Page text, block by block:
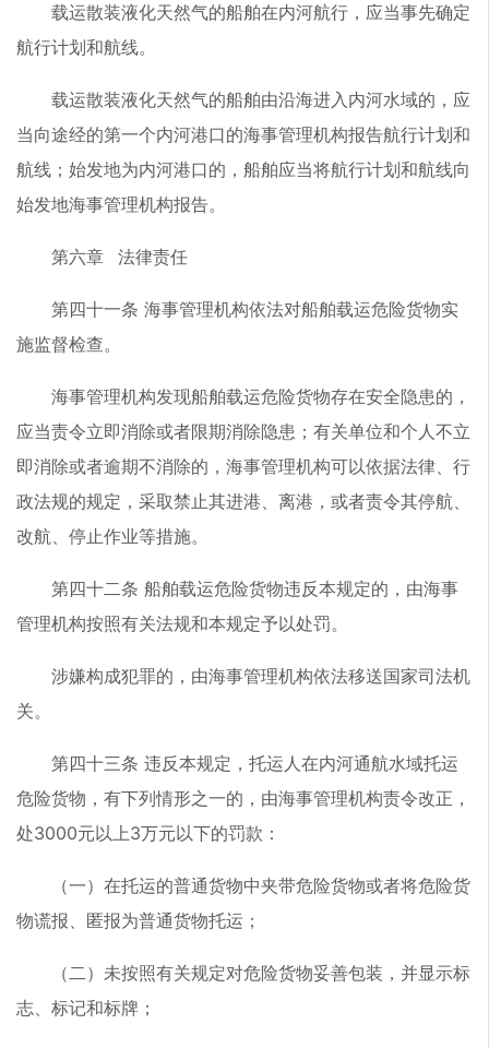
载运散装液化天然气的船舶在内河航行，应当事先确定
航行计划和航线。
载运散装液化天然气的船舶由沿海进入内河水域的，应
当向途经的第一个内河港口的海事管理机构报告航行计划和
航线；始发地为内河港口的，船舶应当将航行计划和航线向
始发地海事管理机构报告。
第六章 法律责任
第四十一条 海事管理机构依法对船舶载运危险货物实
施监督检查。
海事管理机构发现船舶载运危险货物存在安全隐患的，
应当责令立即消除或者限期消除隐患；有关单位和个人不立
即消除或者逾期不消除的，海事管理机构可以依据法律、行
政法规的规定，采取禁止其进港、离港，或者责令其停航、
改航、停止作业等措施。
第四十二条 船舶载运危险货物违反本规定的，由海事
管理机构按照有关法规和本规定予以处罚。
涉嫌构成犯罪的，由海事管理机构依法移送国家司法机
关。
第四十三条 违反本规定，托运人在内河通航水域托运
危险货物，有下列情形之一的，由海事管理机构责令改正，
处3000元以上3万元以下的罚款：
（一）在托运的普通货物中夹带危险货物或者将危险货
物谎报、匿报为普通货物托运；
（二）未按照有关规定对危险货物妥善包装，并显示标
志、标记和标牌；